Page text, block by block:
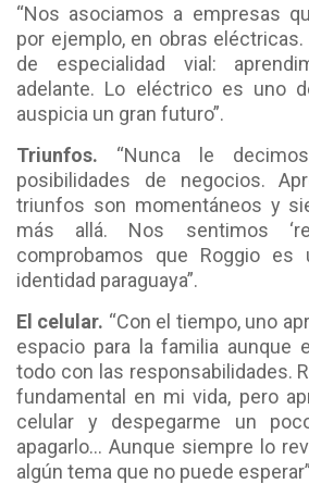
“Nos asociamos a empresas
por ejemplo, en obras
de especialidad vial:
adelante. Lo eléctrico es uno
auspicia un gran futuro”.
Triunfos. “Nunca le
posibilidades de negocios.
triunfos son momentáneos y
más allá. Nos sentimos
comprobamos que Roggio es
identidad paraguaya”.
El celular. “Con el tiempo, uno
espacio para la familia aunque
todo con las responsabilidades.
fundamental en mi vida, pero
celular y despegarme un
apagarlo… Aunque siempre lo
algún tema que no puede